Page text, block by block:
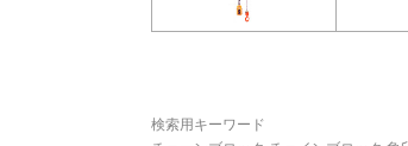
検索用キーワード